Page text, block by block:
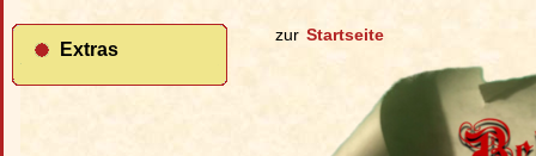
Extras
zur Startseite